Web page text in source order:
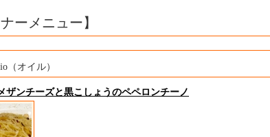
ナーメニュー】
（オイル）
ザンチーズと黒こしょうのペペロンチーノ